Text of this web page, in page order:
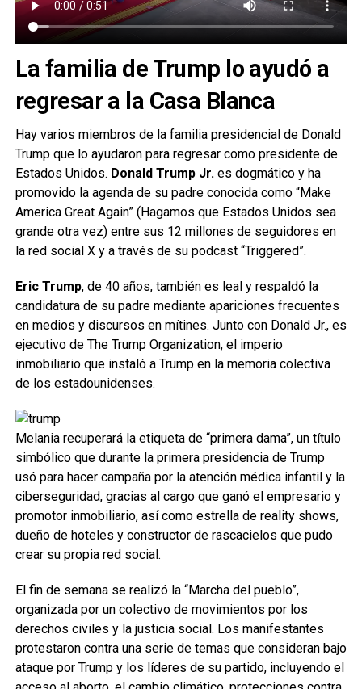
La familia de Trump lo ayudó a
regresar a la Casa Blanca
Hay varios miembros de la familia presidencial de Donald
Trump que lo ayudaron para regresar como presidente de
Estados Unidos. Donald Trump Jr.es dogmático y ha
promovido la agenda de su padre conocida como “Make
America Great Again” (Hagamos que Estados Unidos sea
grande otra vez) entre sus 12 millones de seguidores en
la red social X y a través de su podcast “Triggered”.
Eric Trump, de 40 años, también es leal y respaldó la
candidatura de su padre mediante apariciones frecuentes
en medios y discursos en mítines. Junto con Donald Jr., es
ejecutivo de The Trump Organization, el imperio
inmobiliario que instaló a Trump en la memoria colectiva
de los estadounidenses.
Melania recuperará la etiqueta de “primera dama”, un título
simbólico que durante la primera presidencia de Trump
usó para hacer campaña por la atención médica infantil y la
ciberseguridad, gracias al cargo que ganó el empresario y
promotor inmobiliario, así como estrella de reality shows,
dueño de hoteles y constructor de rascacielos que pudo
crear su propia red social.
El fin de semana se realizó la “Marcha del pueblo”,
organizada por un colectivo de movimientos por los
derechos civiles y la justicia social. Los manifestantes
protestaron contra una serie de temas que consideran bajo
ataque por Trump y los líderes de su partido, incluyendo el